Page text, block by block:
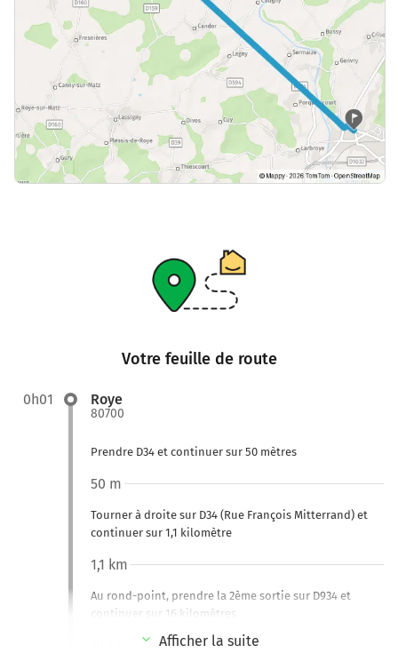
Votre feuille de route
0h01 Roye
80700
Prendre D34 et continuer sur 50 mètres
Tourner à droite sur D34 (Rue François Mitterrand) et
continuer sur 1,1 kilomètre
50 m
Au rond-point, prendre la 2ème sortie sur D934 et
continuer sur 16 kilomètres
1,1 km
Afficher la suite